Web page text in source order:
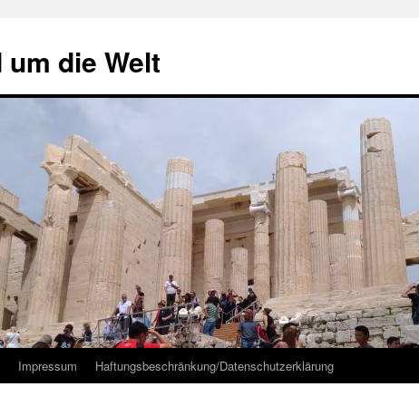
die Welt
Impressum Haftungsbeschränkung/Datenschutzerklärung